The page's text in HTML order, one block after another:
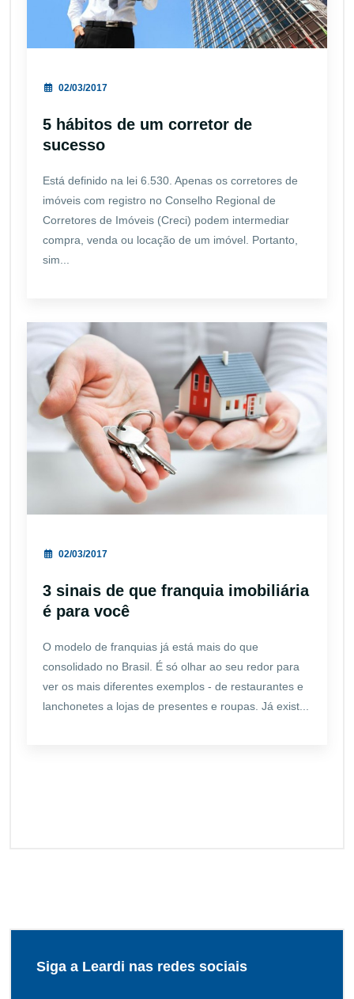
02/03/2017
5 hábitos de um corretor de
sucesso
Está definido na lei 6.530. Apenas os corretores de
imóveis com registro no Conselho Regional de
Corretores de Imóveis (Creci) podem intermediar
compra, venda ou locação de um imóvel. Portanto,
sim...
02/03/2017
3 sinais de que franquia imobiliária
é para você
O modelo de franquias já está mais do que
consolidado no Brasil. É só olhar ao seu redor para
ver os mais diferentes exemplos - de restaurantes e
lanchonetes a lojas de presentes e roupas. Já exist...
Siga a Leardi nas redes sociais